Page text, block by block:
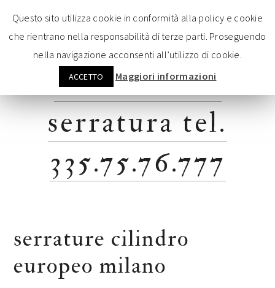
alla
navigazione
primaria
contenuto
principale
alla
barra
pié
sostituzione
serratura tel.
335.75.76.777
serrature cilindro
europeo milano
Questo sito utilizza cookie in conformità alla policy e cookie
che rientrano nella responsabilità di terze parti. Proseguendo
nella navigazione acconsenti all’utilizzo di cookie.
ACCETTO Maggiori informazioni